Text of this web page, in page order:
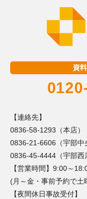
資
【連絡先】
0836-58-1293（本店）
0836-21-6606（宇部中
0836-45-4444（宇部西
【営業時間】9:00～
(月～金・事前予約で土
【夜間休日事故受付】